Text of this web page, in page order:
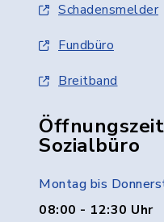
Schadensmelder
Fundbüro
Breitband
Sozialbüro
Montag bis
08:00 - 12:30 Uhr